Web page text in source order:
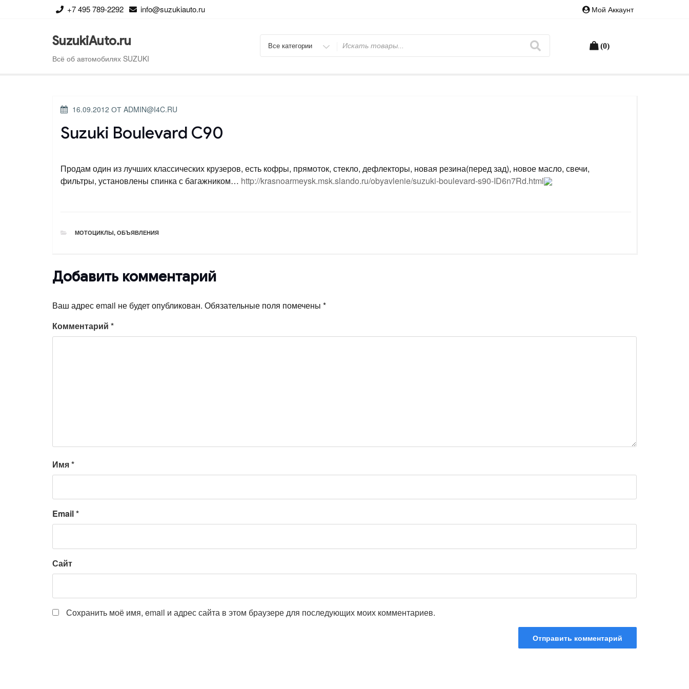
+7 495 789-2292 info@suzukiauto.ru Мой Аккаунт
SuzukiAuto.ru
Всё об автомобилях SUZUKI
Искать (0)
ОПУБЛИКОВАНО
16.09.2012 ОТ ADMIN@I4C.RU
Suzuki Boulevard С90
Продам один из лучших классических крузеров, есть кофры, прямоток, стекло, дефлекторы, новая резина(перед зад), новое масло, свечи,
фильтры, установлены спинка с багажником… http://krasnoarmeysk.msk.slando.ru/obyavlenie/suzuki-boulevard-s90-ID6n7Rd.html
РУБРИКИ
МОТОЦИКЛЫ, ОБЪЯВЛЕНИЯ
Добавить комментарий
Ваш адрес email не будет опубликован. Обязательные поля помечены *
Комментарий *
Имя*
Email*
Сайт
Сохранить моё имя, email и адрес сайта в этом браузере для последующих моих комментариев.